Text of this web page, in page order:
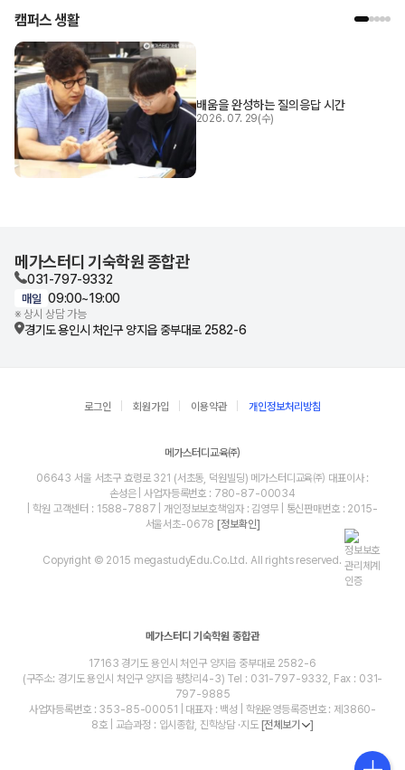
캠퍼스 생활
배움을 완성하는 질의응답 시간
2026. 07. 29(수)
메가스터디 기숙학원 종합관
031-797-9332
매일 09:00~19:00
※ 상시 상담 가능
경기도 용인시 처인구양지읍 중부대로 2582-6
로그인 회원가입 이용약관 개인정보처리방침
메가스터디교육㈜
06643 서울 서초구 효령로 321 (서초동, 덕원빌딩) 메가스터디교육㈜ 대표이사 :
손성은 | 사업자등록번호 : 780-87-00034
| 학원 고객센터 : 1588-7887 | 개인정보보호책임자 : 김영무 | 통신판매번호 : 2015-
서울서초-0678[정보확인]
Copyright © 2015 megastudyEdu.Co.Ltd. All rights reserved.
메가스터디 기숙학원 종합관
17163 경기도 용인시 처인구 양지읍 중부대로 2582-6
(구주소: 경기도 용인시 처인구 양지읍 평창리4-3) Tel : 031-797-9332, Fax : 031-
797-9885
사업자등록번호 : 353-85-00051 | 대표자 : 백성 | 학원운영등록증번호 : 제3860-
8호 | 교습과정 : 입시종합, 진학상담 ·지도 [전체보기 ]